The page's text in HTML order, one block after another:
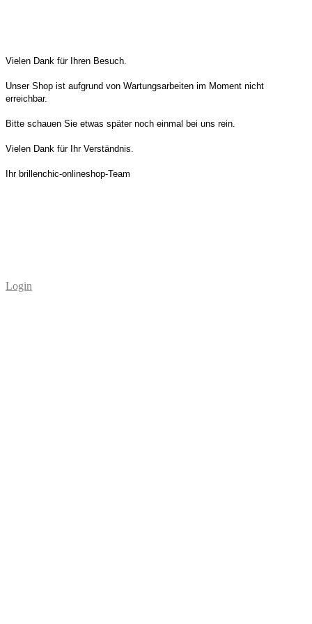
​Vielen Dank für Ihren Besuch.
Unser Shop ist aufgrund von Wartungsarbeiten im Moment nicht
erreichbar.
Bitte schauen Sie etwas später noch einmal bei uns rein.
Vielen Dank für Ihr Verständnis.
Ihr brillenchic-onlineshop-Team
Login